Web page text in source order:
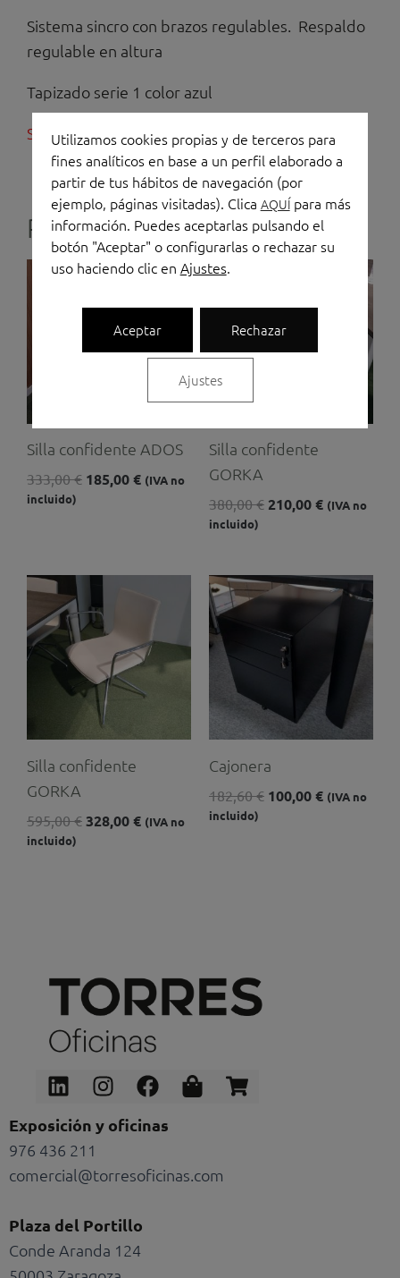
era:
240,00 €.
es:
Sistema sincro con brazos regulables. Respaldo
regulable en altura
Tapizado serie 1 color azul
Sin existencias
Productos relacionados
Silla confidente ADOS
333,00€
El
original
333,00 €.
185,00€
El
actual
es:
(IVA no
incluido)
Silla confidente
GORKA
380,00€
original
era:
210,00€
210,00 €.
(IVA no
incluido)
Silla confidente
GORKA
595,00€
original
era:
595,00 €.
328,00€
es:
328,00 €.
(IVA no
incluido)
Cajonera
182,60€
El
precio
era:
182,60 €.
100,00€
El
precio
100,00 €.
(IVA no
incluido)
LinkedinInstagram
Facebook
Shopping-
bag
Shopping-
cart
Exposición y oficinas
976 436 211
comercial@torresoficinas.com
Plaza del Portillo
Conde Aranda 124
Utilizamos cookies propias y de terceros para
fines analíticos en base a un perfil elaborado a
partir de tus hábitos de navegación (por
ejemplo, páginas visitadas). Clica AQUÍpara más
información. Puedes aceptarlas pulsando el
botón "Aceptar" o configurarlas o rechazar su
uso haciendo clic en Ajustes.
Aceptar Rechazar
Ajustes